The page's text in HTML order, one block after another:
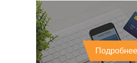
Подробнее